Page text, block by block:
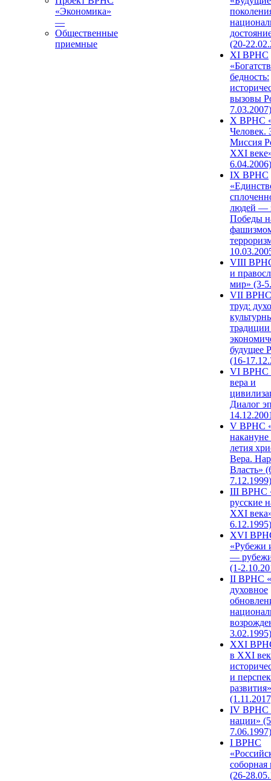
«Экономика»
—
Общественные
приемные
(20-
XI ВРНС
бедность:
вызовы
7.03.2007)
X ВРНС
Человек.
Миссия
XXI
6.04.2006)
IX ВРНС
людей —
Победы
VIII
и
мир» (3-
VII ВРНС
труд:
будущее
(16-
VI ВРНС
вера и
Диалог
V ВРНС
накануне
летия
Вера.
Власть»
7.12.1999)
III ВРНС
русские
XXI
6.12.1995)
XVI
«Рубежи
—
(1-
II ВРНС
духовное
3.02.1995)
XХI
в XXI
и
развития»
IV ВРНС
нации»
7.06.1997)
I ВРНС
(26-